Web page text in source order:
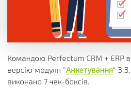
Командою Perfectum CRM + ERP
версію модуля "Анкетування"
виконано 7 чек-боксів.